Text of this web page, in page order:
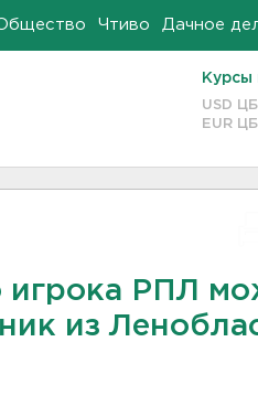
Чтиво Дачное
Курсы
USD ЦБ
EUR ЦБ
игрока РПЛ
из